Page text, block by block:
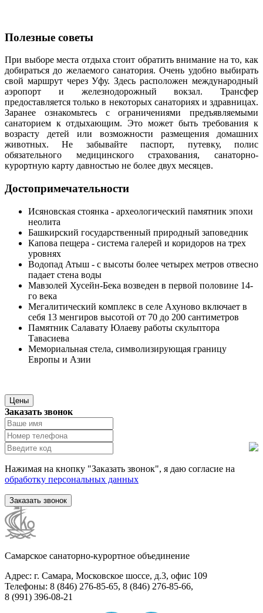
Полезные советы
При выборе места отдыха стоит обратить внимание на то, как
добираться до желаемого санатория. Очень удобно выбирать
свой маршрут через Уфу. Здесь расположен международный
аэропорт и железнодорожный вокзал. Трансфер
предоставляется только в некоторых санаториях и здравницах.
Заранее ознакомьтесь с ограничениями предъявляемыми
санаторием к отдыхающим. Это может быть требования к
возрасту детей или возможности размещения домашних
животных. Не забывайте паспорт, путевку, полис
обязательного медицинского страхования, санаторно-
курортную карту давностью не более двух месяцев.
Достопримечательности
Исяновская стоянка - археологический памятник эпохи
неолита
Башкирский государственный природный заповедник
Капова пещера - система галерей и коридоров на трех
уровнях
Водопад Атыш - с высоты более четырех метров отвесно
падает стена воды
Мавзолей Хусейн-Бека возведен в первой половине 14-
го века
Мегалитический комплекс в селе Ахуново включает в
себя 13 менгиров высотой от 70 до 200 сантиметров
Памятник Салавату Юлаеву работы скульптора
Тавасиева
Мемориальная стела, символизирующая границу
Европы и Азии
Цены
Заказать звонок
Нажимая на кнопку "Заказать звонок", я даю согласие на
обработку персональных данных
Заказать звонок
Самарское санаторно-курортное объединение
Адрес: г. Самара, Московское шоссе, д.3, офис 109
Телефоны: 8 (846) 276-85-65, 8 (846) 276-85-66,
8 (991) 396-08-21